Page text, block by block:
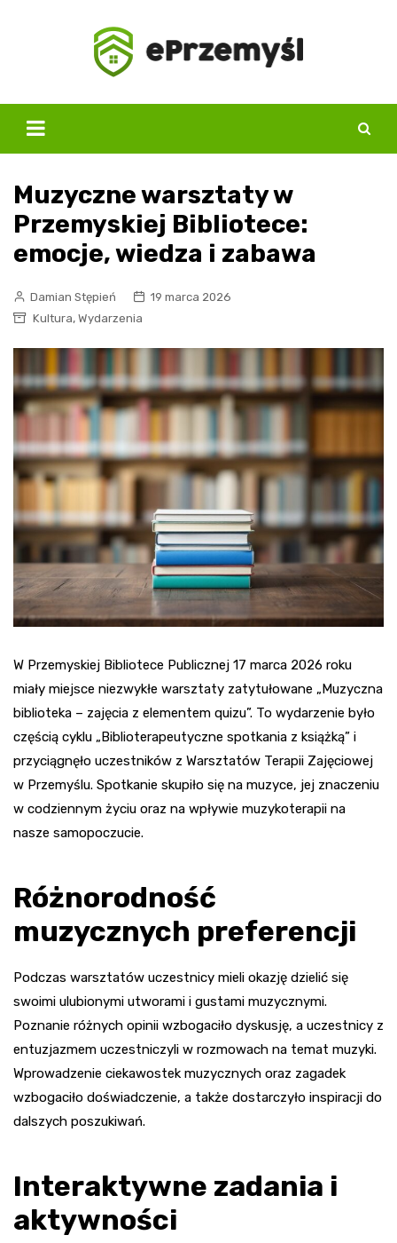
Muzyczne warsztaty w
Przemyskiej Bibliotece:
emocje, wiedza i zabawa
Damian Stępień
19 marca 2026
Kultura, Wydarzenia
W Przemyskiej Bibliotece Publicznej 17 marca 2026 roku
miały miejsce niezwykłe warsztaty zatytułowane „Muzyczna
biblioteka – zajęcia z elementem quizu”. To wydarzenie było
częścią cyklu „Biblioterapeutyczne spotkania z książką” i
przyciągnęło uczestników z Warsztatów Terapii Zajęciowej
w Przemyślu. Spotkanie skupiło się na muzyce, jej znaczeniu
w codziennym życiu oraz na wpływie muzykoterapii na
nasze samopoczucie.
Różnorodność
muzycznych preferencji
Podczas warsztatów uczestnicy mieli okazję dzielić się
swoimi ulubionymi utworami i gustami muzycznymi.
Poznanie różnych opinii wzbogaciło dyskusję, a uczestnicy z
entuzjazmem uczestniczyli w rozmowach na temat muzyki.
Wprowadzenie ciekawostek muzycznych oraz zagadek
wzbogaciło doświadczenie, a także dostarczyło inspiracji do
dalszych poszukiwań.
Interaktywne zadania i
aktywności